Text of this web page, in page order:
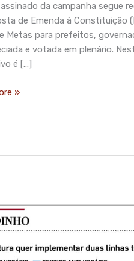
da campanha segue
de Emenda à Constituição
Metas para prefeitos,
e votada em plenário.
é […]
»